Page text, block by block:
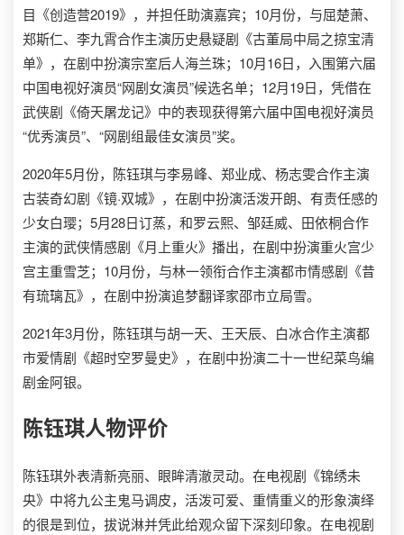
目《创造营2019》，并担任助演嘉宾；10月份，与屈楚萧、
郑斯仁、李九霄合作主演历史悬疑剧《古董局中局之掠宝清
单》，在剧中扮演宗室后人海兰珠；10月16日，入围第六届
中国电视好演员“网剧女演员”候选名单；12月19日，凭借在
武侠剧《倚天屠龙记》中的表现获得第六届中国电视好演员
“优秀演员”、“网剧组最佳女演员”奖。
2020年5月份，陈钰琪与李易峰、郑业成、杨志雯合作主演
古装奇幻剧《镜·双城》，在剧中扮演活泼开朗、有责任感的
少女白璎；5月28日订蒸，和罗云熙、邹廷威、田依桐合作
主演的武侠情感剧《月上重火》播出，在剧中扮演重火宫少
宫主重雪芝；10月份，与林一领衔合作主演都市情感剧《昔
有琉璃瓦》，在剧中扮演追梦翻译家邵市立局雪。
2021年3月份，陈钰琪与胡一天、王天辰、白冰合作主演都
市爱情剧《超时空罗曼史》，在剧中扮演二十一世纪菜鸟编
剧金阿银。
陈钰琪人物评价
陈钰琪外表清新亮丽、眼眸清澈灵动。在电视剧《锦绣未
央》中将九公主鬼马调皮，活泼可爱、重情重义的形象演绎
的很是到位，拔说淋并凭此给观众留下深刻印象。在电视剧